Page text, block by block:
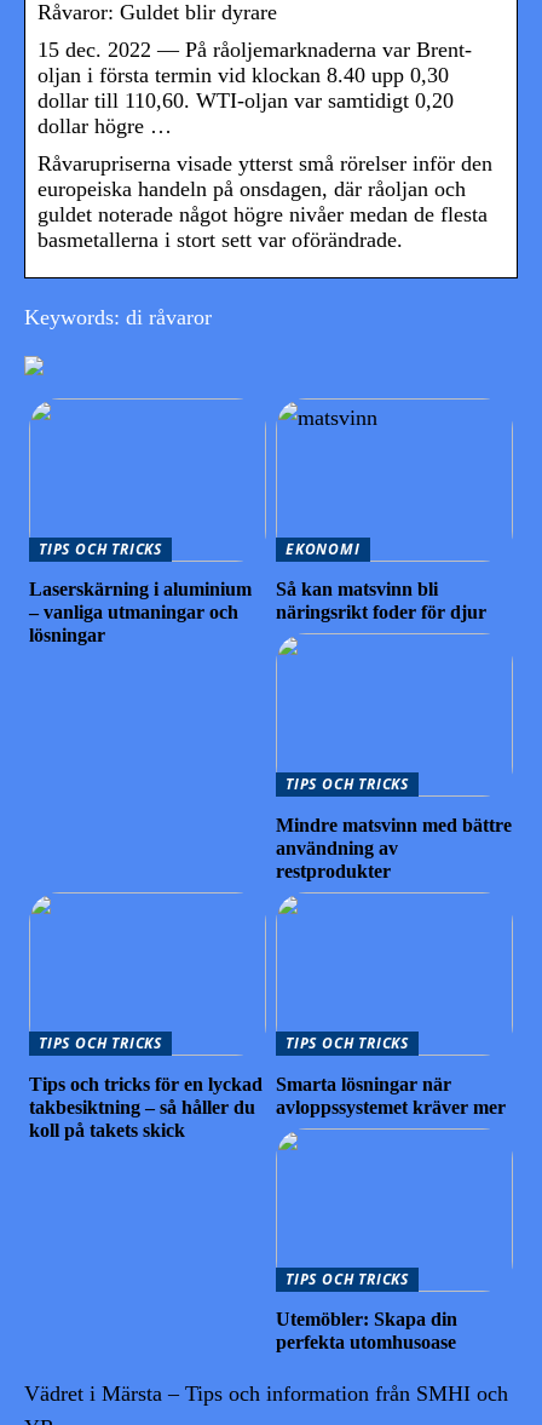
Råvaror: Guldet blir dyrare
15 dec. 2022 — På råoljemarknaderna var Brent-
oljan i första termin vid klockan 8.40 upp 0,30
dollar till 110,60. WTI-oljan var samtidigt 0,20
dollar högre …
Råvarupriserna visade ytterst små rörelser inför den
europeiska handeln på onsdagen, där råoljan och
guldet noterade något högre nivåer medan de flesta
basmetallerna i stort sett var oförändrade.
Keywords: di råvaror
TIPS OCH TRICKS
Laserskärning i aluminium
– vanliga utmaningar och
lösningar
EKONOMI
Så kan matsvinn bli
näringsrikt foder för djur
TIPS OCH TRICKS
Mindre matsvinn med bättre
användning av
restprodukter
TIPS OCH TRICKS
Tips och tricks för en lyckad
takbesiktning – så håller du
koll på takets skick
TIPS OCH TRICKS
Smarta lösningar när
avloppssystemet kräver mer
TIPS OCH TRICKS
Utemöbler: Skapa din
perfekta utomhusoase
Vädret i Märsta – Tips och information från SMHI och